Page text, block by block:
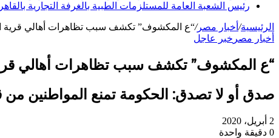
رئيس الشعبة العامة للمستلزمات الطبية بالغرفة التجارية
الرئيسية/ أخبار مصر/“ع المكشوف” تكشف سبب تظاهرات أهالي قرية
أخبار مصر خبر عاجل
“ع المكشوف” تكشف سبب تظاهرات أهالي قرية
صدق أو لا تصدق: الحكومة تمنع المواطنين من
2 أبريل، 2020
0 دقيقة واحدة